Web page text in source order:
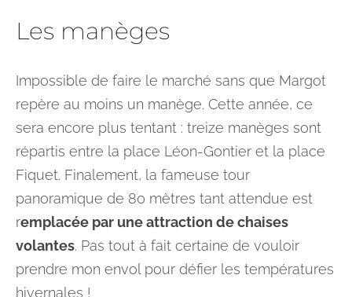
Les manèges
Impossible de faire le marché sans que Margot
repère au moins un manège. Cette année, ce
sera encore plus tentant : treize manèges sont
répartis entre la place Léon-Gontier et la place
Fiquet. Finalement, la fameuse tour
panoramique de 80 mètres tant attendue est
remplacée par une attraction de chaises
volantes. Pas tout à fait certaine de vouloir
prendre mon envol pour défier les températures
hivernales !